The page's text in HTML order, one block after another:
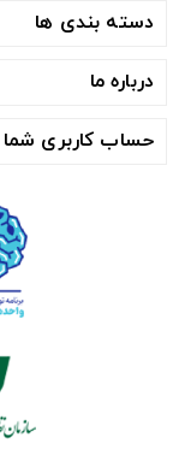
دسته بندی ها
درباره ما
حساب کاربری شما